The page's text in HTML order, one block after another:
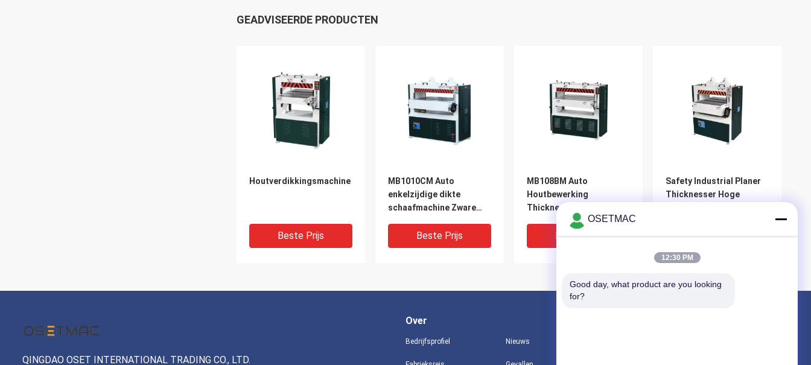
GEADVISEERDE PRODUCTEN
Houtverdikkingsmachine
Beste Prijs
MB1010CM Auto
enkelzijdige dikte
schaafmachine Zware
Beste Prijs
MB108BM Auto
Houtbewerking
Thicknesser Veiligheid
Houtdikte Machine
Beste Prijs
Safety Industrial Planer
Thicknesser Hoge
Beste Prijs
QINGDAO OSET INTERNATIONAL TRADING CO., LTD.
Over
Bedrijfsprofiel Nieuws
OSETMAC
12:30 PM
Good day, what product are you looking
for?